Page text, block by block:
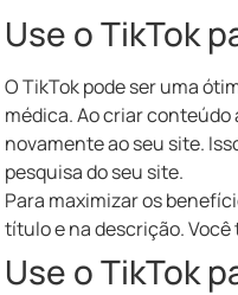
Use o TikTok
O TikTok pode ser uma
médica. Ao criar
novamente ao seu site.
pesquisa do seu site.
Para maximizar os
título e na descrição.
Use o TikTok